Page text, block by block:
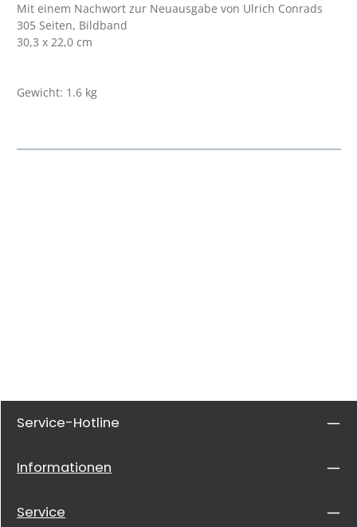
Mit einem Nachwort zur Neuausgabe von Ulrich Conrads
305 Seiten, Bildband
30,3 x 22,0 cm
Gewicht: 1.6 kg
Service-Hotline
Informationen
Service